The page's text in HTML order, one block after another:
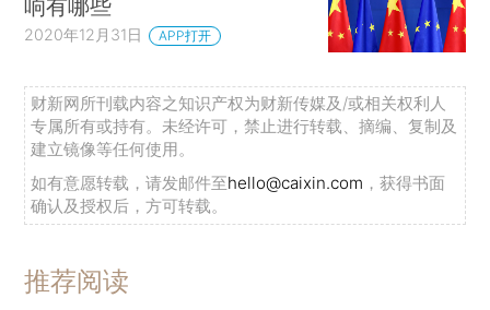
响有哪些
2020年12月31日 APP打开
财新网所刊载内容之知识产权为财新传媒及/或相关权利人
专属所有或持有。未经许可，禁止进行转载、摘编、复制及
建立镜像等任何使用。
如有意愿转载，请发邮件至hello@caixin.com ，获得书面
确认及授权后，方可转载。
推荐阅读